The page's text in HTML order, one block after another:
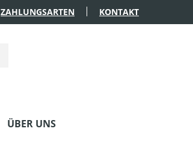
ZAHLUNGSARTEN KONTAKT
ÜBER UNS